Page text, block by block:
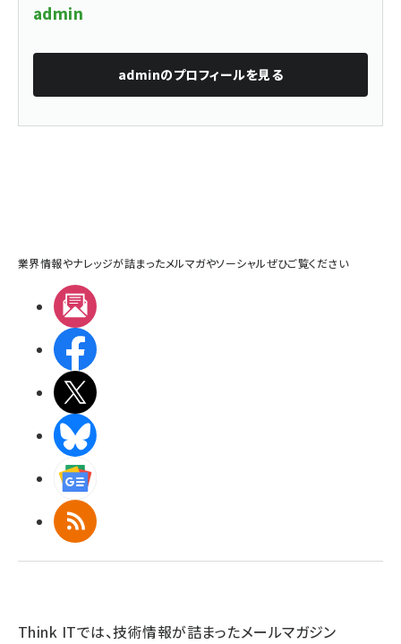
admin
adminのプロフィールを見る
業界情報やナレッジが詰まったメルマガやソーシャルぜひご覧ください
RSS
Think ITでは、技術情報が詰まったメールマガジン